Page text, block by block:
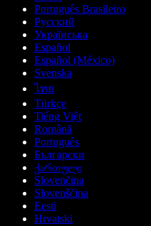
Português Brasileiro
Русский
Українська
Español
Español (México)
Svenska
ไทย
Türkçe
Tiếng Việt
Română
Português
Български
ქართული
Slovenčina
Slovenščina
Eesti
Hrvatski